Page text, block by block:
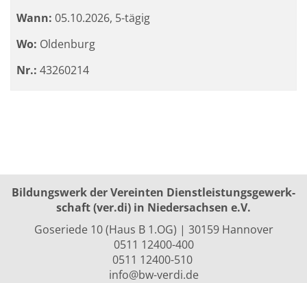
Wann: 05.10.2026, 5-tägig
Wo: Oldenburg
Nr.: 43260214
Bildungswerk der Vereinten Dienst­leis­tungs­ge­werk­
schaft (ver.di) in Niedersachsen e.V.
Goseriede 10 (Haus B 1.OG) | 30159 Hannover
0511 12400-400
0511 12400-510
info@bw-verdi.de